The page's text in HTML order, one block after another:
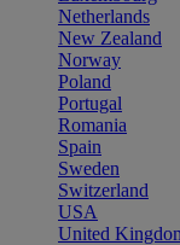
Netherlands
New Zealand
Norway
Poland
Portugal
Romania
Spain
Sweden
Switzerland
USA
United